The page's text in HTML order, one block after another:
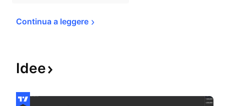
Continua a leggere
Idee